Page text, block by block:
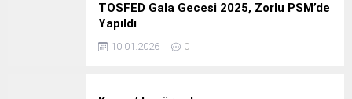
TOSFED Gala Gecesi 2025, Zorlu PSM’de
Yapıldı
10.01.2026 0